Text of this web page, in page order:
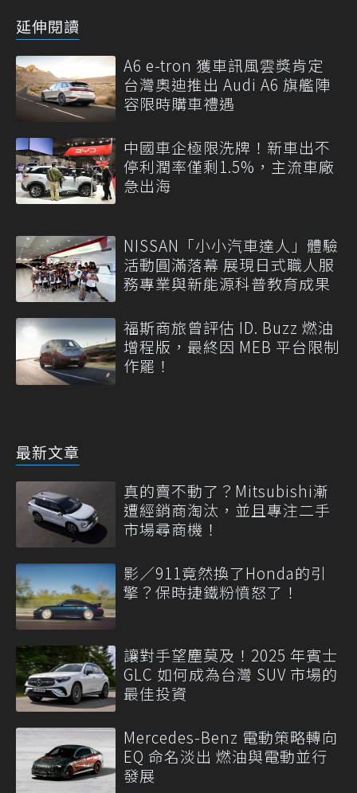
延伸閱讀
A6 e-tron 獲車訊風雲獎肯定
台灣奧迪推出 Audi A6 旗艦陣
容限時購車禮遇
中國車企極限洗牌！新車出不
停利潤率僅剩1.5%，主流車廠
急出海
NISSAN「小小汽車達人」體驗
活動圓滿落幕 展現日式職人服
務專業與新能源科普教育成果
福斯商旅曾評估 ID. Buzz 燃油
增程版，最終因 MEB 平台限制
作罷！
最新文章
真的賣不動了？Mitsubishi漸
遭經銷商淘汰，並且專注二手
市場尋商機！
影／911竟然換了Honda的引
擎？保時捷鐵粉憤怒了！
讓對手望塵莫及！2025 年賓士
GLC 如何成為台灣 SUV 市場的
最佳投資
Mercedes-Benz 電動策略轉向
EQ 命名淡出 燃油與電動並行
發展